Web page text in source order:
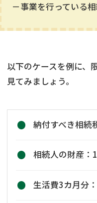
－事業を行っている
以下のケースを例に、
見てみましょう。
納付すべき相続
相続人の財産：
生活費3カ月分